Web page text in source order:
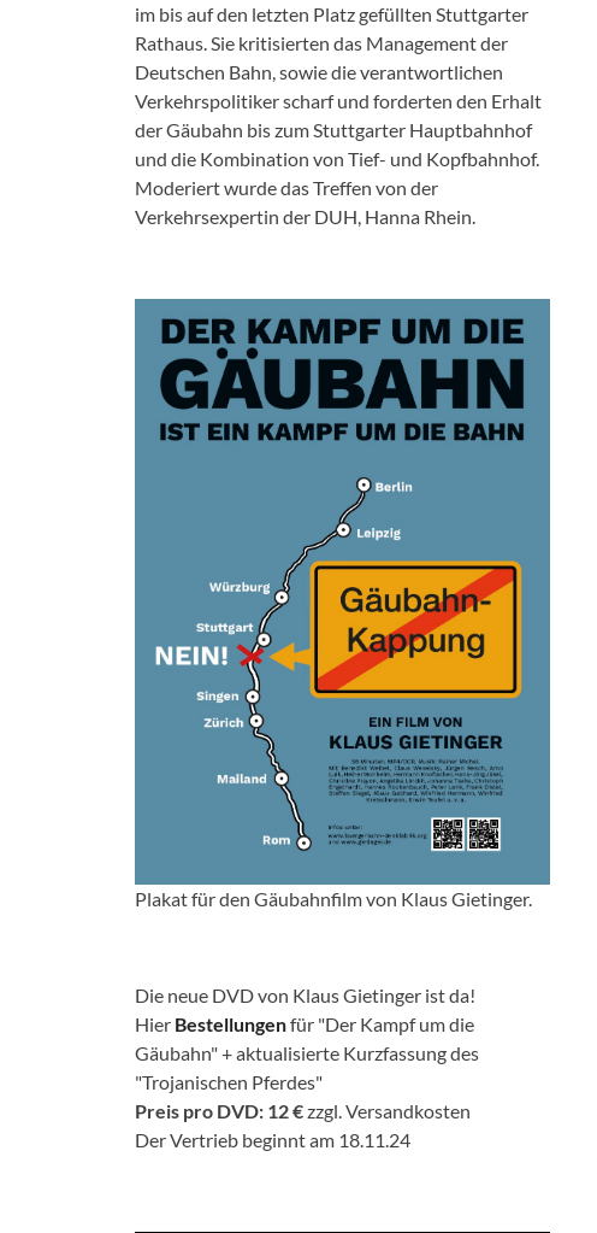
im bis auf den letzten Platz gefüllten Stuttgarter
Rathaus. Sie kritisierten das Management der
Deutschen Bahn, sowie die verantwortlichen
Verkehrspolitiker scharf und forderten den Erhalt
der Gäubahn bis zum Stuttgarter Hauptbahnhof
und die Kombination von Tief- und Kopfbahnhof.
Moderiert wurde das Treffen von der
Verkehrsexpertin der DUH, Hanna Rhein.
Plakat für den Gäubahnfilm von Klaus Gietinger.
Die neue DVD von Klaus Gietinger ist da!
Hier Bestellungenfür "Der Kampf um die
Gäubahn" + aktualisierte Kurzfassung des
"Trojanischen Pferdes"
Preis pro DVD: 12 €zzgl. Versandkosten
Der Vertrieb beginnt am 18.11.24